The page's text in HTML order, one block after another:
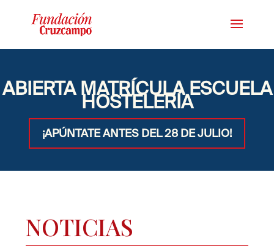
ABIERTA MATRÍCULA ESCUELA
HOSTELERÍA
¡APÚNTATE ANTES DEL 28 DE JULIO!
NOTICIAS